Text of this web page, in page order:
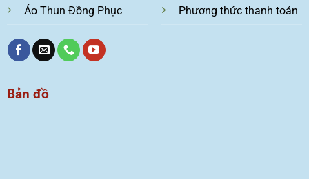
Áo Thun Đồng Phục Phương thức thanh toán
Bản đồ